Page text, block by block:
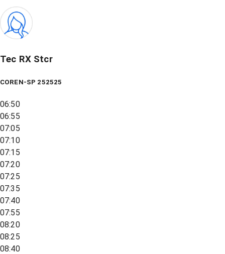
Tec RX Stcr
COREN-SP 252525
06:50
06:55
07:05
07:10
07:15
07:20
07:25
07:35
07:40
07:55
08:20
08:25
08:40